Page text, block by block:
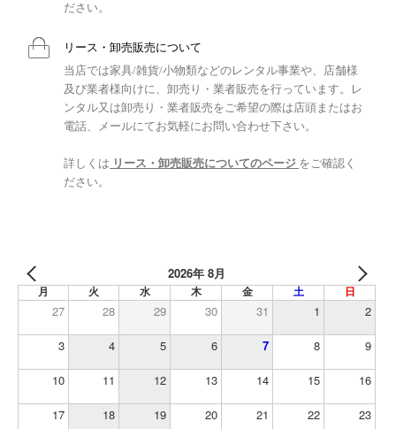
ださい。
リース・卸売販売について
当店では家具/雑貨/小物類などのレンタル事業や、店舗様
及び業者様向けに、卸売り・業者販売を行っています。レ
ンタル又は卸売り・業者販売をご希望の際は店頭またはお
電話、メールにてお気軽にお問い合わせ下さい。
詳しくは リース・卸売販売についてのページ をご確認く
ださい。
2026年 8月
月 火 水 木 金 土 日
27 28 29 30 31 1 2
3 4 5 6 7 8 9
10 11 12 13 14 15 16
17 18 19 20 21 22 23